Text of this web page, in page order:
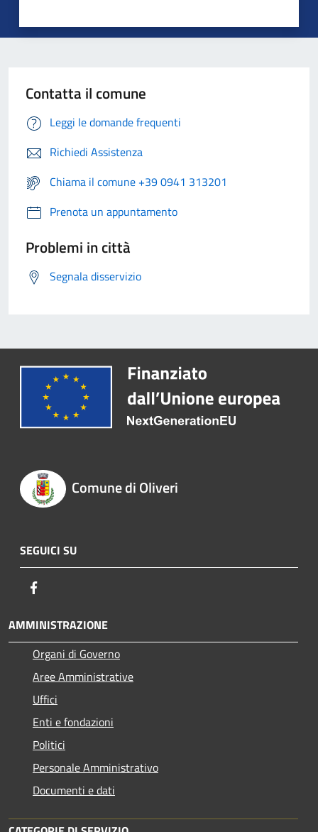
Contatta il comune
Leggi le domande frequenti
Richiedi Assistenza
Chiama il comune +39 0941 313201
Prenota un appuntamento
Problemi in città
Segnala disservizio
Comune di Oliveri
SEGUICI SU
AMMINISTRAZIONE
Organi di Governo
Aree Amministrative
Uffici
Enti e fondazioni
Politici
Personale Amministrativo
Documenti e dati